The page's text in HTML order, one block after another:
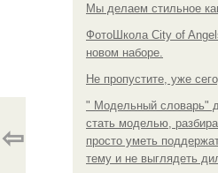
Мы делаем стильное
ФотоШкола City of
новом наборе.
Не пропустите, уже
" Модельный словарь"
стать моделью,
просто уметь
тему и не выглядеть
⇦